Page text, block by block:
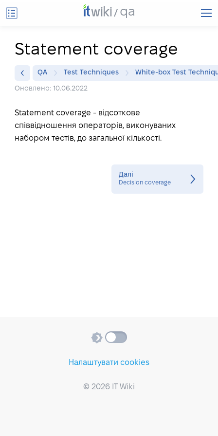
qa
Statement coverage
QA Test Techniques White-box Test
Оновлено: 10.06.2022
Statement coverage - відсоткове
співвідношення операторів, виконуваних
набором тестів, до загальної кількості.
Далі
Decision coverage
Налаштувати cookies
© 2026 IT Wiki